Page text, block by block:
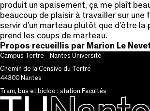
produit un apaisement, ça me plaît
beaucoup de plaisir à travailler sur une
servir d’un marteau plutôt que d’être la
prend les coups de marteau.
Propos recueillis par Marion Le
Campus Tertre - Nantes Université
Chemin de la Censive du Tertre
44300 Nantes
Tram, bus et bicloo : station Facultés